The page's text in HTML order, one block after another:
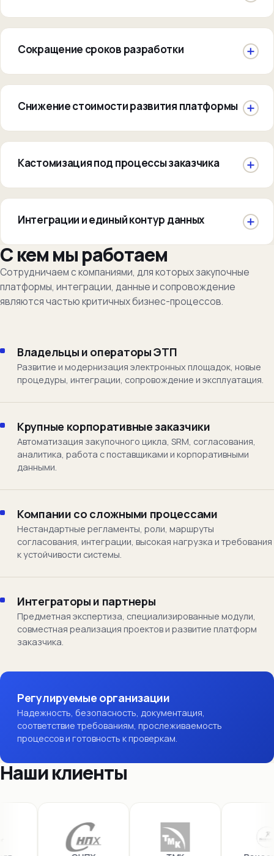
Сокращение сроков разработки
Снижение стоимости развития платформы
Кастомизация под процессы заказчика
Интеграции и единый контур данных
С кем мы работаем
Сотрудничаем с компаниями, для которых закупочные
платформы, интеграции, данные и сопровождение
являются частью критичных бизнес-процессов.
Владельцы и операторы ЭТП
Развитие и модернизация электронных площадок, новые
процедуры, интеграции, сопровождение и эксплуатация.
Крупные корпоративные заказчики
Автоматизация закупочного цикла, SRM, согласования,
аналитика, работа с поставщиками и корпоративными
данными.
Компании со сложными процессами
Нестандартные регламенты, роли, маршруты
согласования, интеграции, высокая нагрузка и требования
к устойчивости системы.
Интеграторы и партнеры
Предметная экспертиза, специализированные модули,
совместная реализация проектов и развитие платформ
заказчика.
Регулируемые организации
Надежность, безопасность, документация,
соответствие требованиям, прослеживаемость
процессов и готовность к проверкам.
Наши клиенты